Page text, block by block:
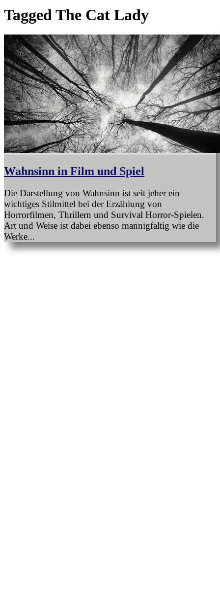
Tagged The Cat Lady
Wahnsinn in Film und Spiel
Die Darstellung von Wahnsinn ist seit jeher ein
wichtiges Stilmittel bei der Erzählung von
Horrorfilmen, Thrillern und Survival Horror-Spielen.
Art und Weise ist dabei ebenso mannigfaltig wie die
Werke...